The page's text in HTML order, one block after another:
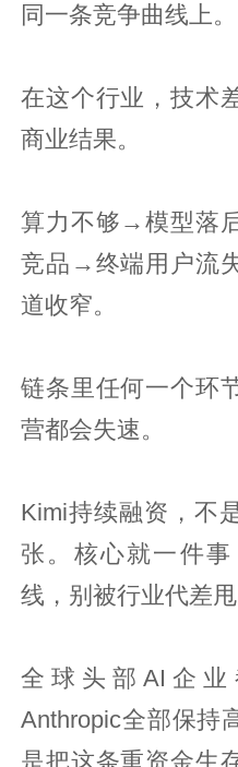
同一条竞争曲线上。
在这个行业，技术
商业结果。
算力不够→模型落
竞品→终端用户流
道收窄。
链条里任何一个环
营都会失速。
Kimi持续融资，不
张。核心就一件
线，别被行业代差甩
全球头部AI企业
Anthropic全部保持
是把这条重资金生